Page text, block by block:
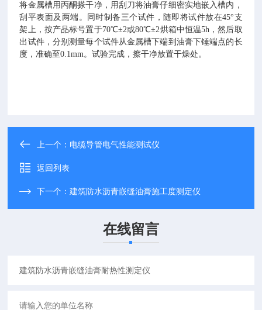
将金属槽用丙酮搽干净，用刮刀将油膏仔细密实地嵌入槽内，
刮平表面及两端。同时制备三个试件，随即将试件放在45°支
架上，按产品标号置于70℃±2或80℃±2烘箱中恒温5h，然后取
出试件，分别测量每个试件从金属槽下端到油膏下锤端点的长
度，准确至0.1mm。试验完成，擦干净放置干燥处。
上一个： 电缆导管电气性能测试仪
返回列表
下一个：建筑防水沥青嵌缝油膏施工度测定仪
在线留言